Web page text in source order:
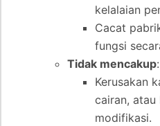
kelalaian
Cacat
fungsi
Tidak mencakup:
Kerusakan
cairan,
modifikasi.